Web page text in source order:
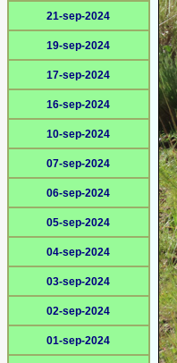
21-sep-2024
19-sep-2024
17-sep-2024
16-sep-2024
10-sep-2024
07-sep-2024
06-sep-2024
05-sep-2024
04-sep-2024
03-sep-2024
02-sep-2024
01-sep-2024